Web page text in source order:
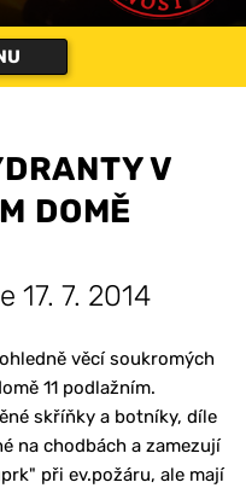
V
DOMĚ
17. 7. 2014
věcí soukromých
11 podlažním.
skříňky a botníky, díle
na chodbách a zamezují
při ev.požáru, ale mají